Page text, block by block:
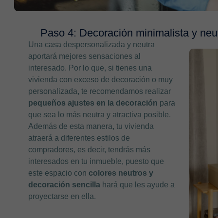
Paso 4: Decoración minimalista y
Una casa despersonalizada y neutra
aportará mejores sensaciones al
interesado. Por lo que, si tienes una
vivienda con exceso de decoración o muy
personalizada, te recomendamos realizar
pequeños ajustes en la decoración para
que sea lo más neutra y atractiva posible.
Además de esta manera, tu vivienda
atraerá a diferentes estilos de
compradores, es decir, tendrás más
interesados en tu inmueble, puesto que
este espacio con colores neutros y
decoración sencilla hará que les ayude a
proyectarse en ella.